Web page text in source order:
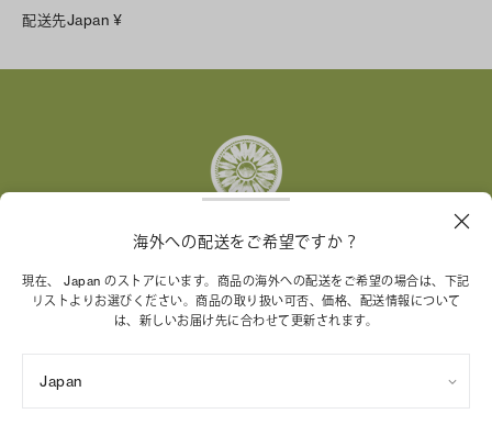
Facebook
配送先Japan ¥
トリー バーチ財団は、女性起業家が持続可能な企業を築
くことを支援しています。
海外への配送をご希望ですか？
現在、 Japan のストアにいます。商品の海外への配送をご希望の場合は、下記
リストよりお選びください。商品の取り扱い可否、価格、配送情報について
は、新しいお届け先に合わせて更新されます。
Japan